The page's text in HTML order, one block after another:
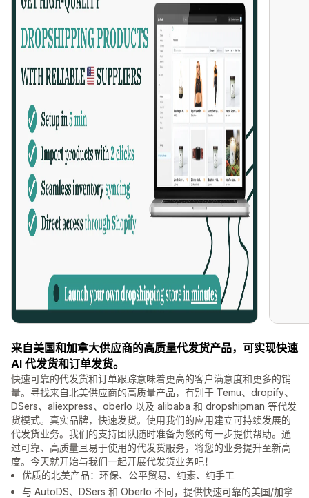
来自美国和加拿大供应商的高质量代发货产品，可实现快速
AI 代发货和订单发货。
快速可靠的代发货和订单跟踪意味着更高的客户满意度和更多的销
量。寻找来自北美供应商的高质量产品，有别于 Temu、dropify、
DSers、aliexpress、oberlo 以及 alibaba 和 dropshipman 等代发
货模式。真实品牌，快速发货。使用我们的应用建立可持续发展的
代发货业务。我们的支持团队随时准备为您的每一步提供帮助。通
过可靠、高质量且易于使用的代发货服务，将您的业务提升至新高
度。今天就开始与我们一起开展代发货业务吧！
优质的北美产品：环保、公平贸易、纯素、纯手工
与 AutoDS、DSers 和 Oberlo 不同，提供快速可靠的美国/加拿